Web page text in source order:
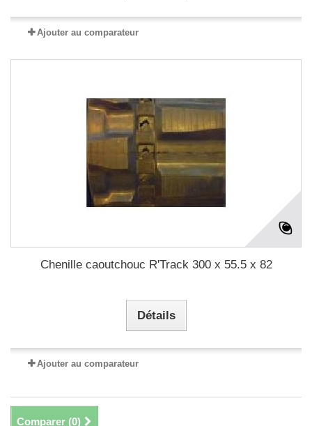
Ajouter au comparateur
Chenille caoutchouc R'Track 300 x 55.5 x 82
Détails
Ajouter au comparateur
Comparer (0)